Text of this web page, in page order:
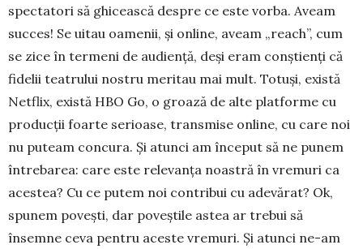
spectatori să ghi­ceas­că despre ce este vorba. Aveam
succes! Se uitau oa­menii, și online, aveam „reach”, cum
se zice în termeni de au­di­ență, deși eram conștienți că
fidelii tea­tru­lui nostru meritau mai mult. Totuși, există
Netflix, există HBO Go, o groază de alte platforme cu
producții foarte serioase, transmise online, cu care noi
nu puteam concura. Și atunci am început să ne punem
întrebarea: care este relevanța noastră în vremuri ca
acestea? Cu ce putem noi con­tribui cu adevărat? Ok,
spunem povești, dar poveștile astea ar trebui să
însemne ceva pentru aceste vremuri. Și atunci ne-am